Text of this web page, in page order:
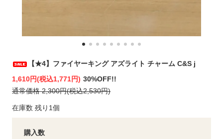
【★4】ファイヤーキング アズライト チャーム C&S j
1,610円(税込1,771円) 30%OFF!!
通常価格 2,300円(税込2,530円)
在庫数 残り1個
購入数